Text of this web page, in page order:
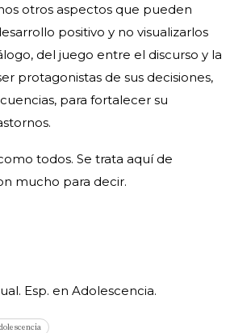
otros aspectos que pueden
positivo y no visualizarlos
del juego entre el discurso y la
protagonistas de sus decisiones,
para fortalecer su
todos. Se trata aquí de
mucho para decir.
Esp. en Adolescencia.